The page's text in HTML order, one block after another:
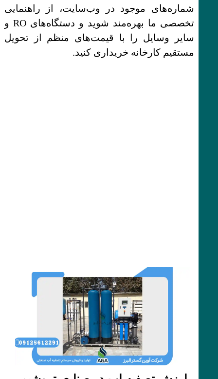
شماره‌های موجود در وب‌سایت، از راهنمایی
تخصصی ما بهره‌مند شوید و دستگاه‌های RO و
سایر وسایل را با قیمت‌های منظم از تحویل
مستقیم کارخانه خریداری کنید.